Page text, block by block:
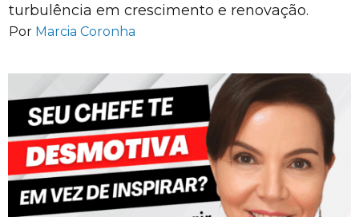
turbulência em crescimento e renovação.
Por Marcia Coronha